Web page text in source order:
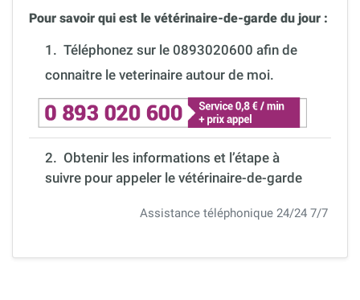
Pour savoir qui est le vétérinaire-de-garde du jour :
1. Téléphonez sur le 0893020600 afin de
connaitre le veterinaire autour de moi.
2. Obtenir les informations et l’étape à
suivre pour appeler le vétérinaire-de-garde
Assistance téléphonique 24/24 7/7